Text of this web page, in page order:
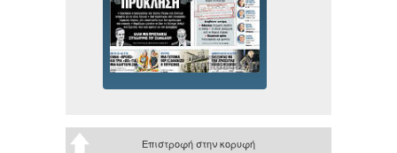
Επιστροφή στην κορυφή